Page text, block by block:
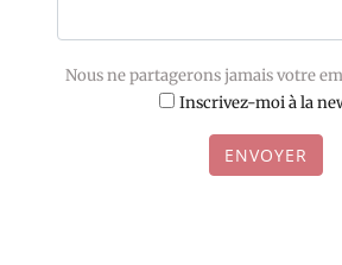
Nous ne partagerons jamais votre
Inscrivez-moi à la
ENVOYER